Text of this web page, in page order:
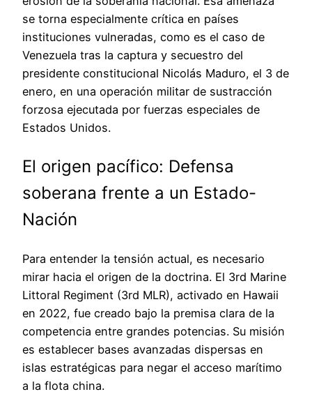
se torna especialmente crítica en países
instituciones vulneradas, como es el caso de
Venezuela tras la captura y secuestro del
presidente constitucional Nicolás Maduro, el 3 de
enero, en una operación militar de sustracción
forzosa ejecutada por fuerzas especiales de
Estados Unidos.
El origen pacífico: Defensa
soberana frente a un Estado-
Nación
Para entender la tensión actual, es necesario
mirar hacia el origen de la doctrina. El 3rd Marine
Littoral Regiment (3rd MLR), activado en Hawaii
en 2022, fue creado bajo la premisa clara de la
competencia entre grandes potencias. Su misión
es establecer bases avanzadas dispersas en
islas estratégicas para negar el acceso marítimo
a la flota china.